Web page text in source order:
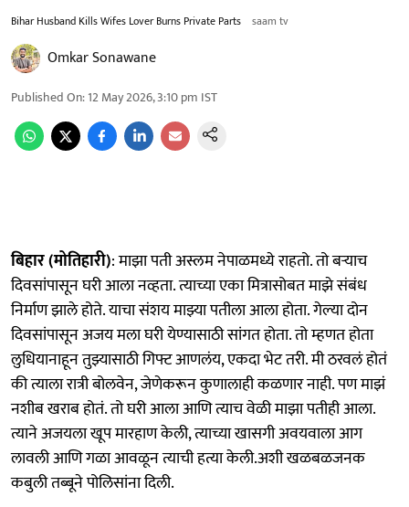
Bihar Husband Kills Wifes Lover Burns Private Parts saam tv
Omkar Sonawane
Published On:12 May 2026, 3:10 pm IST
बिहार (मोतिहारी): माझा पती अस्लम नेपाळमध्ये राहतो. तो बऱ्याच
दिवसांपासून घरी आला नव्हता. त्याच्या एका मित्रासोबत माझे संबंध
निर्माण झाले होते. याचा संशय माझ्या पतीला आला होता. गेल्या दोन
दिवसांपासून अजय मला घरी येण्यासाठी सांगत होता. तो म्हणत होता
लुधियानाहून तुझ्यासाठी गिफ्ट आणलंय, एकदा भेट तरी. मी ठरवलं होतं
की त्याला रात्री बोलवेन, जेणेकरून कुणालाही कळणार नाही. पण माझं
नशीब खराब होतं. तो घरी आला आणि त्याच वेळी माझा पतीही आला.
त्याने अजयला खूप मारहाण केली, त्याच्या खासगी अवयवाला आग
लावली आणि गळा आवळून त्याची हत्या केली.अशी खळबळजनक
कबुली तब्बूने पोलिसांना दिली.